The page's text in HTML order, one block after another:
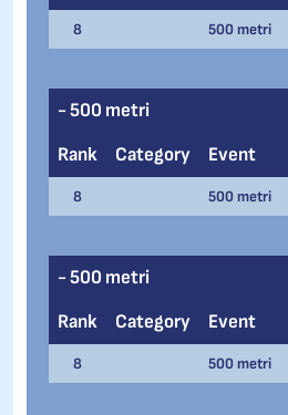
8 500 metri
- 500 metri
Rank
Category Event
8 500 metri
- 500 metri
Rank
Category Event
8 500 metri